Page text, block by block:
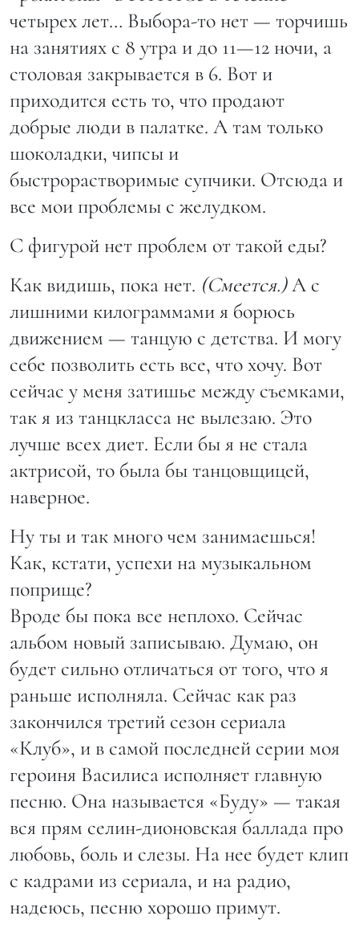
четырех лет… Выбора-то нет — торчишь
на занятиях с 8 утра и до 11—12 ночи, а
столовая закрывается в 6. Вот и
приходится есть то, что продают
добрые люди в палатке. А там только
шоколадки, чипсы и
быстрорастворимые супчики. Отсюда и
все мои проблемы с желудком.
С фигурой нет проблем от такой еды?
Как видишь, пока нет. (Смеется.)А с
лишними килограммами я борюсь
движением — танцую с детства. И могу
себе позволить есть все, что хочу. Вот
сейчас у меня затишье между съемками,
так я из танцкласса не вылезаю. Это
лучше всех диет. Если бы я не стала
актрисой, то была бы танцовщицей,
наверное.
Ну ты и так много чем занимаешься!
Как, кстати, успехи на музыкальном
поприще?
Вроде бы пока все неплохо. Сейчас
альбом новый записываю. Думаю, он
будет сильно отличаться от того, что я
раньше исполняла. Сейчас как раз
закончился третий сезон сериала
«Клуб», и в самой последней серии моя
героиня Василиса исполняет главную
песню. Она называется «Буду» — такая
вся прям селин-дионовская баллада про
любовь, боль и слезы. На нее будет клип
с кадрами из сериала, и на радио,
надеюсь, песню хорошо примут.